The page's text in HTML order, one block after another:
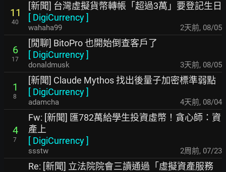
11
40
[新聞] 台灣虛擬貨幣轉帳「超過3萬」要登記生日
[ DigiCurrency]
wahaha99 2天前, 08/05
6
17
[閒聊] BitoPro 也開始倒查客戶了
[ DigiCurrency]
donaldmusk 3天前, 08/05
1
8
[新聞] Claude Mythos 找出後量子加密標準弱點
[ DigiCurrency]
adamcha 4天前, 08/04
4
7
Fw: [新聞] 匯782萬給學生投資虛幣！貪心師：資
產上
[ DigiCurrency]
ssstw 2周前, 07/23
Re: [新聞] 立法院院會三讀通過「虛擬資產服務